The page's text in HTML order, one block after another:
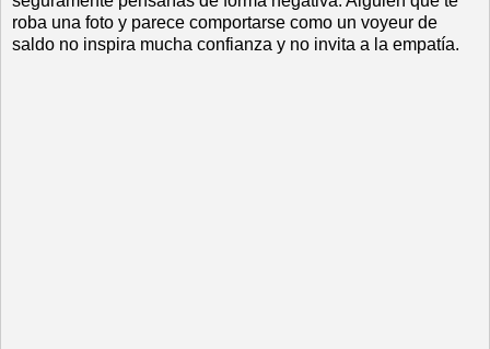
roba una foto y parece comportarse como un voyeur de
saldo no inspira mucha confianza y no invita a la empatía.